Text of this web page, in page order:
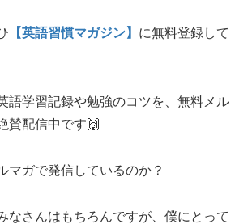
【英語習慣マガジン】 に無料登録して
語学習記録や勉強のコツを、無料メル
賛配信中です🙌
マガで発信しているのか？
なさんはもちろんですが、僕にとって